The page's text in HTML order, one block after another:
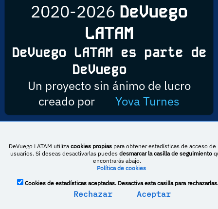
2020-2026 DeVuego
LATAM
DeVuego LATAM es parte de
DeVuego
Un proyecto sin ánimo de lucro
creado por
Yova Turnes
Esta obra está bajo una licencia de Creative Commons Reconocimiento-
NoComercial-CompartirIgual 4.0 Internacional
DeVuego España
DeVuego LATAM
DeVuego Portugal
DeVuego LATAM utiliza cookies propiaspara obtener estadísticas de acceso de
usuarios. Si deseas desactivarlas puedes desmarcar la casilla de seguimiento
encontrarás abajo.
Política de cookies
Cookies de estadísticas aceptadas. Desactiva esta casilla para rechazarlas.
Rechazar Aceptar